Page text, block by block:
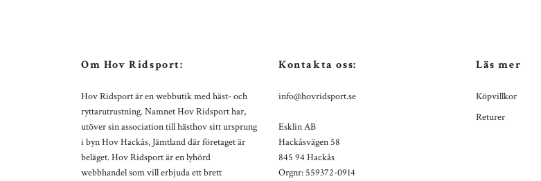
Om Hov Ridsport:
Hov Ridsport är en webbutik med häst- och
ryttarutrustning. Namnet Hov Ridsport har,
utöver sin association till hästhov sitt ursprung
i byn Hov Hackås, Jämtland där företaget är
beläget. Hov Ridsport är en lyhörd
webbhandel som vill erbjuda ett brett
Kontakta oss:
info@hovridsport.se
Esklin AB
Hackåsvägen 58
845 94 Hackås
Orgnr: 559372-0914
Läs mer
Köpvillkor
Returer